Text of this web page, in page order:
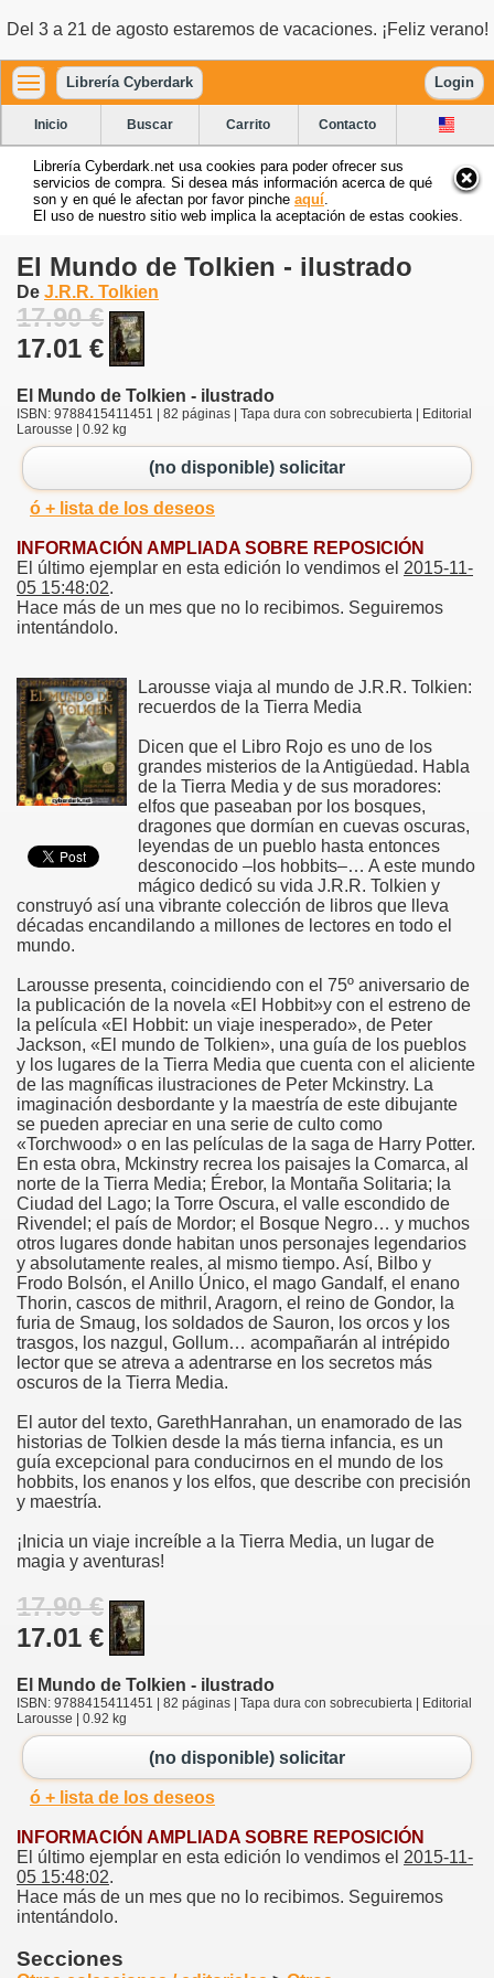
Del 3 a 21 de agosto estaremos de vacaciones. ¡Feliz verano!
Librería Cyberdark Login
Inicio Buscar Carrito Contacto
Librería Cyberdark.net usa cookies para poder ofrecer sus
servicios de compra. Si desea más información acerca de qué
son y en qué le afectan por favor pinche aquí
El uso de nuestro sitio web implica la aceptación de estas cookies.
El Mundo de Tolkien - ilustrado
De J.R.R. Tolkien
17.90 €
17.01 €
El Mundo de Tolkien - ilustrado
ISBN: 9788415411451 | 82 páginas | Tapa dura con sobrecubierta | Editorial
Larousse | 0.92 kg
(no disponible) solicitar
ó + lista de los deseos
INFORMACIÓN AMPLIADA SOBRE REPOSICIÓN
El último ejemplar en esta edición lo vendimos el 2015-11-
05 15:48:02.
Hace más de un mes que no lo recibimos. Seguiremos
intentándolo.
Larousse viaja al mundo de J.R.R. Tolkien:
recuerdos de la Tierra Media
Dicen que el Libro Rojo es uno de los
grandes misterios de la Antigüedad. Habla
de la Tierra Media y de sus moradores:
elfos que paseaban por los bosques,
dragones que dormían en cuevas oscuras,
leyendas de un pueblo hasta entonces
desconocido –los hobbits–… A este mundo
mágico dedicó su vida J.R.R. Tolkien y
construyó así una vibrante colección de libros que lleva
décadas encandilando a millones de lectores en todo el
mundo.
Larousse presenta, coincidiendo con el 75º aniversario de
la publicación de la novela «El Hobbit»y con el estreno de
la película «El Hobbit: un viaje inesperado», de Peter
Jackson, «El mundo de Tolkien», una guía de los pueblos
y los lugares de la Tierra Media que cuenta con el aliciente
de las magníficas ilustraciones de Peter Mckinstry. La
imaginación desbordante y la maestría de este dibujante
se pueden apreciar en una serie de culto como
«Torchwood» o en las películas de la saga de Harry Potter.
En esta obra, Mckinstry recrea los paisajes la Comarca, al
norte de la Tierra Media; Érebor, la Montaña Solitaria; la
Ciudad del Lago; la Torre Oscura, el valle escondido de
Rivendel; el país de Mordor; el Bosque Negro… y muchos
otros lugares donde habitan unos personajes legendarios
y absolutamente reales, al mismo tiempo. Así, Bilbo y
Frodo Bolsón, el Anillo Único, el mago Gandalf, el enano
Thorin, cascos de mithril, Aragorn, el reino de Gondor, la
furia de Smaug, los soldados de Sauron, los orcos y los
trasgos, los nazgul, Gollum… acompañarán al intrépido
lector que se atreva a adentrarse en los secretos más
oscuros de la Tierra Media.
El autor del texto, GarethHanrahan, un enamorado de las
historias de Tolkien desde la más tierna infancia, es un
guía excepcional para conducirnos en el mundo de los
hobbits, los enanos y los elfos, que describe con precisión
y maestría.
¡Inicia un viaje increíble a la Tierra Media, un lugar de
magia y aventuras!
17.90 €
17.01 €
El Mundo de Tolkien - ilustrado
ISBN: 9788415411451 | 82 páginas | Tapa dura con sobrecubierta | Editorial
Larousse | 0.92 kg
(no disponible) solicitar
ó + lista de los deseos
INFORMACIÓN AMPLIADA SOBRE REPOSICIÓN
El último ejemplar en esta edición lo vendimos el 2015-11-
05 15:48:02.
Hace más de un mes que no lo recibimos. Seguiremos
intentándolo.
Secciones